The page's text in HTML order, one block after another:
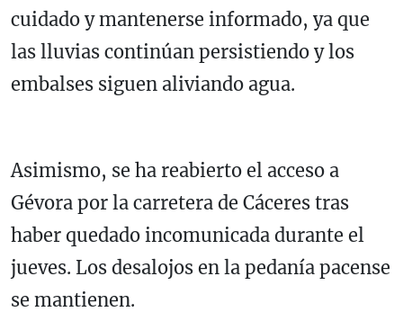
cuidado y mantenerse informado, ya que
las lluvias continúan persistiendo y los
embalses siguen aliviando agua.
Asimismo, se ha reabierto el acceso a
Gévora por la carretera de Cáceres tras
haber quedado incomunicada durante el
jueves. Los desalojos en la pedanía pacense
se mantienen.